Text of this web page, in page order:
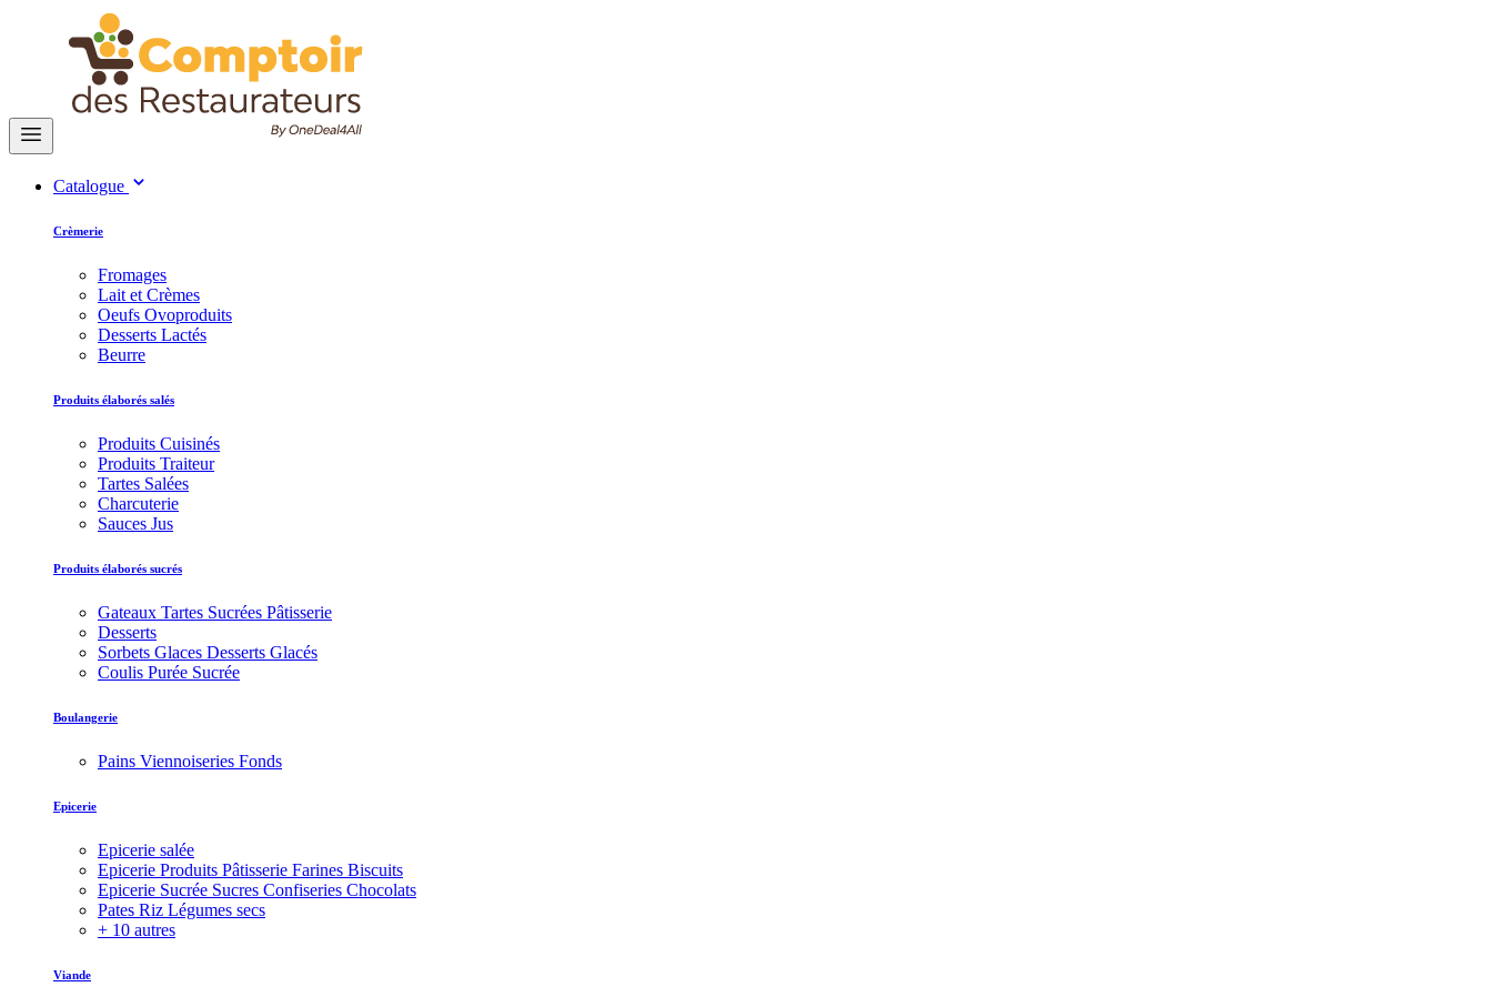
Catalogue
Crèmerie
Fromages
Lait et Crèmes
Oeufs Ovoproduits
Desserts Lactés
Beurre
Produits élaborés salés
Produits Cuisinés
Produits Traiteur
Tartes Salées
Charcuterie
Sauces Jus
Produits élaborés sucrés
Gateaux Tartes Sucrées Pâtisserie
Desserts
Sorbets Glaces Desserts Glacés
Coulis Purée Sucrée
Boulangerie
Pains Viennoiseries Fonds
Epicerie
Epicerie salée
Epicerie Produits Pâtisserie Farines Biscuits
Epicerie Sucrée Sucres Confiseries Chocolats
Pates Riz Légumes secs
+ 10 autres
Viande